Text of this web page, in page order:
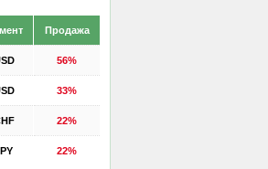
Продажа
56%
33%
22%
22%